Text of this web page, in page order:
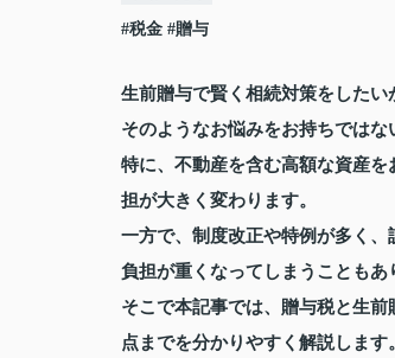
#税金 #贈与
生前贈与で賢く相続対策をしたい
そのようなお悩みをお持ちではな
特に、不動産を含む高額な資産
担が大きく変わります。
一方で、制度改正や特例が多く
負担が重くなってしまうこともあ
そこで本記事では、贈与税と生
点までを分かりやすく解説します。